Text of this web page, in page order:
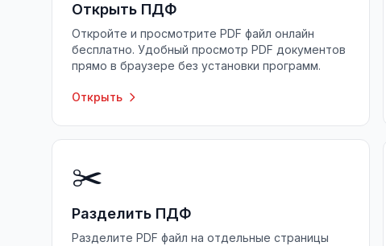
Открыть ПДФ
Откройте и просмотрите PDF файл онлайн
бесплатно. Удобный просмотр PDF документов
прямо в браузере без установки программ.
Открыть
✂️
Разделить ПДФ
Разделите PDF файл на отдельные страницы